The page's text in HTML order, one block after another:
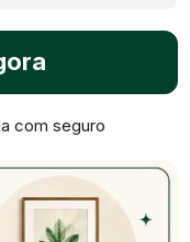
com seguro